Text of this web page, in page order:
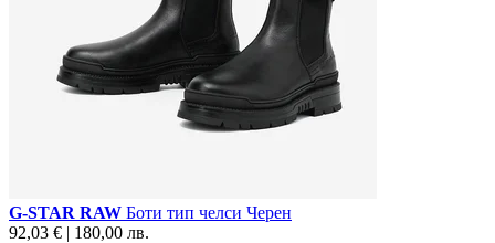
G-STAR RAW Боти тип челси Черен
92,03 € | 180,00 лв.